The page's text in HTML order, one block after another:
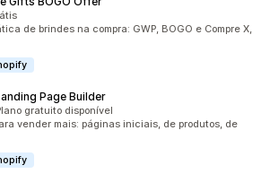
todo
de brindes na compra: GWP, BOGO e Compre X,
Page Builder
ao todogratuito disponível
vender mais: páginas iniciais, de produtos, de